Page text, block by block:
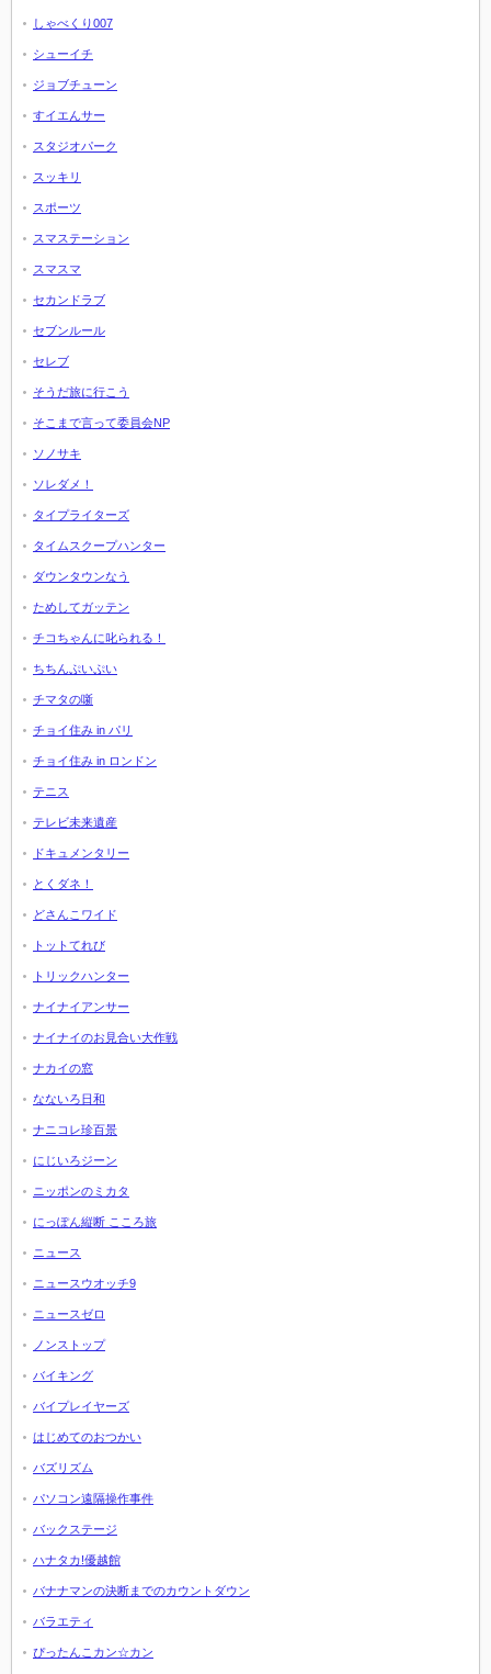
しゃべくり007
シューイチ
ジョブチューン
すイエんサー
スタジオパーク
スッキリ
スポーツ
スマステーション
スマスマ
セカンドラブ
セブンルール
セレブ
そうだ旅に行こう
そこまで言って委員会NP
ソノサキ
ソレダメ！
タイプライターズ
タイムスクープハンター
ダウンタウンなう
ためしてガッテン
チコちゃんに叱られる！
ちちんぷいぷい
チマタの噺
チョイ住み in パリ
チョイ住み in ロンドン
テニス
テレビ未来遺産
ドキュメンタリー
とくダネ！
どさんこワイド
トットてれび
トリックハンター
ナイナイアンサー
ナイナイのお見合い大作戦
ナカイの窓
なないろ日和
ナニコレ珍百景
にじいろジーン
ニッポンのミカタ
にっぽん縦断 こころ旅
ニュース
ニュースウオッチ9
ニュースゼロ
ノンストップ
バイキング
バイプレイヤーズ
はじめてのおつかい
バズリズム
パソコン遠隔操作事件
バックステージ
ハナタカ!優越館
バナナマンの決断までのカウントダウン
バラエティ
ぴったんこカン☆カン